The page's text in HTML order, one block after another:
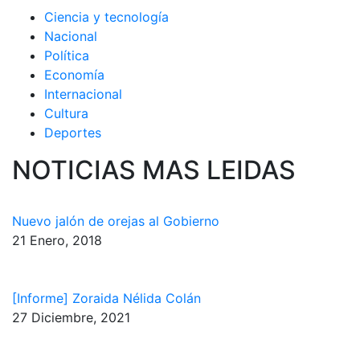
Ciencia y tecnología
Nacional
Política
Economía
Internacional
Cultura
Deportes
NOTICIAS MAS LEIDAS
Nuevo jalón de orejas al Gobierno
21 Enero, 2018
[Informe] Zoraida Nélida Colán
27 Diciembre, 2021